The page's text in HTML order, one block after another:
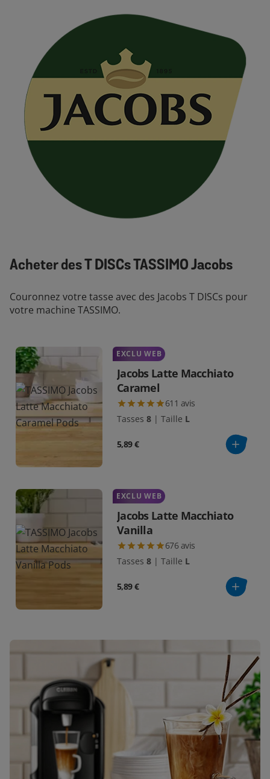
Acheter des T DISCs TASSIMO Jacobs
Couronnez votre tasse avec des Jacobs T DISCs pour
votre machine TASSIMO.
EXCLU WEB
Jacobs Latte Macchiato
Caramel
611 avis
Tasses 8 | Taille L
5,89 €
EXCLU WEB
Jacobs Latte Macchiato
Vanilla
676avis
Tasses 8 | Taille L
5,89 €